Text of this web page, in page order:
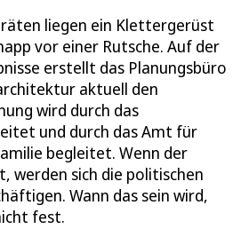
liegen ein Klettergerüst
vor einer Rutsche. Auf der
erstellt das Planungsbüro
aktuell den
wird durch das
und durch das Amt für
begleitet. Wenn der
werden sich die politischen
Wann das sein wird,
fest.